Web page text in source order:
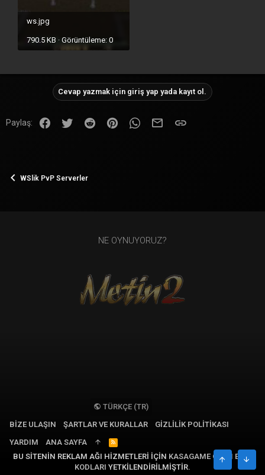
ws.jpg
790.5 KB · Görüntüleme: 0
Cevap yazmak için giriş yap yada kayıt ol.
Paylaş: FacebookTwitter Reddit PinterestWhatsApp
E-posta
WSlik PvP Serverler
NE OYNUYORUZ?
TÜRKÇE (TR)
BIZE ULAŞIN
ŞARTLAR VE KURALLAR
GIZLILIK POLITIKASI
YARDIM
ANA SAYFA
R
S
S
BU SITENIN REKLAM AĞI HIZMETLERI IÇIN KASAGAME OYUN EPIN
KODLARI YETKILENDIRILMIŞTIR. ÜST ALT